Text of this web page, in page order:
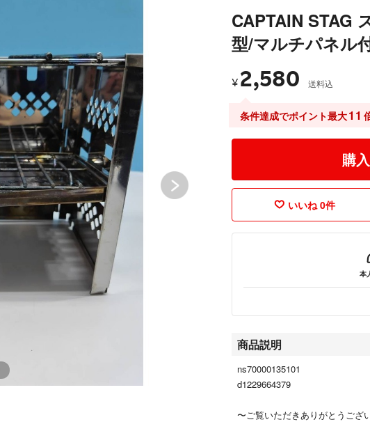
CAPTAIN STAG
型/マルチパネル
¥ 2,580 送料込
条件達成でポイント最大11
購
いいね 0件
本
商品説明
ns70000135101
d1229664379
〜ご覧いただきありがとうござ